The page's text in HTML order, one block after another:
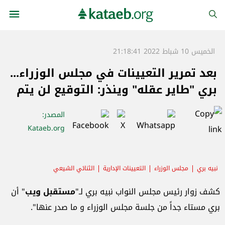
الخميس 10 شباط 2022 21:18:41
بعد تمرير التعيينات في مجلس الوزراء...
بري "طاير عقله" وينذر: التوقيع لن يتم
المصدر:
Kataeb.org
نبيه بري مجلس الوزراء التعيينات الإدارية الثنائي الشيعي
كشف زوار رئيس مجلس النواب نبيه بري لـ"مستقبل ويب" أن
بري مستاء جداً من جلسة مجلس الوزراء و ما صدر عنها".